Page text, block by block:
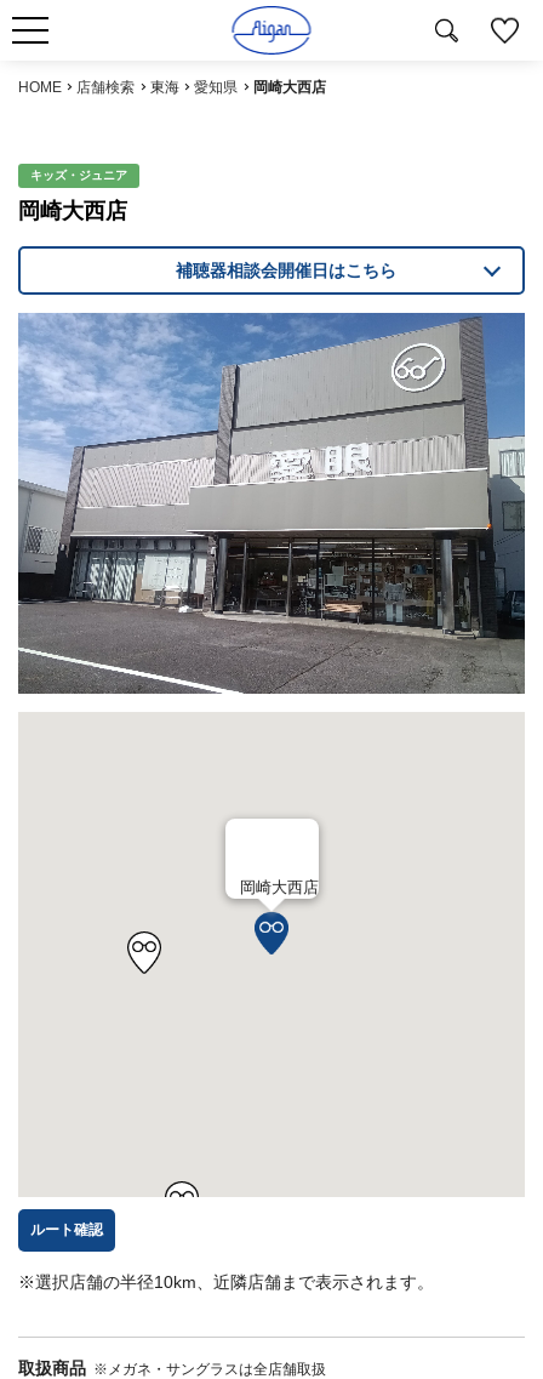
HOME 店舗検索 東海 愛知県 岡崎大西店
キッズ・ジュニア
岡崎大西店
取扱商品 ※メガネ・サングラスは全店舗取扱
補聴器相談会開催日はこちら
岡崎大西店
ルート確認
※選択店舗の半径10km、近隣店舗まで表示されます。